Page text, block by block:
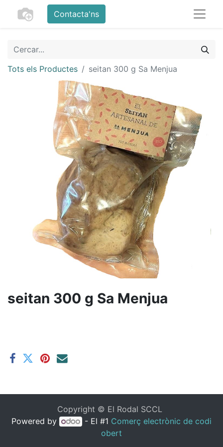
Contacta'ns
Tots els Productes seitan 300 g Sa Menjua
seitan 300 g Sa Menjua
Copyright © El Rodal SCCL
Powered by
- El #1 Comerç electrònic de codi
obert